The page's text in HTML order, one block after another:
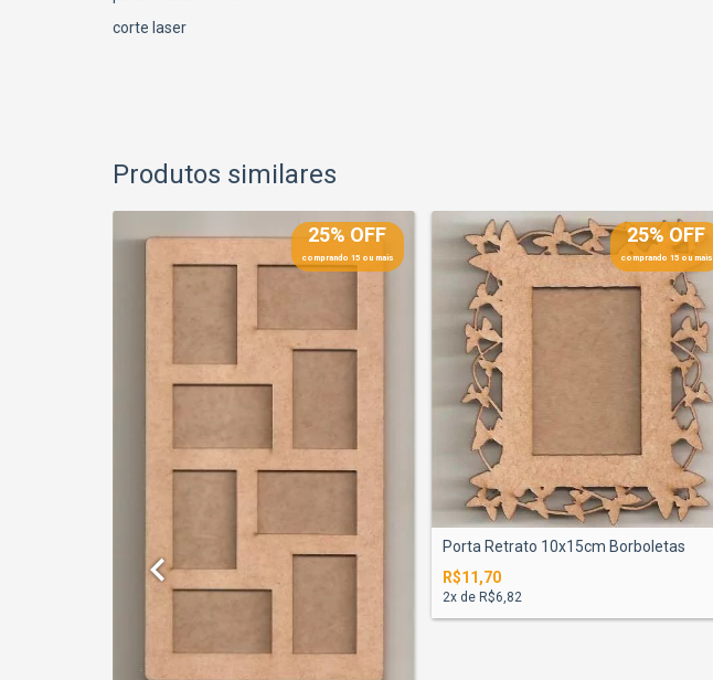
corte laser
Produtos similares
25% OFF
comprando 15 ou mais
25% OFF
comprando 15 ou mais
Porta Retrato 10x15cm Borboletas
R$11,70
2x de R$6,82